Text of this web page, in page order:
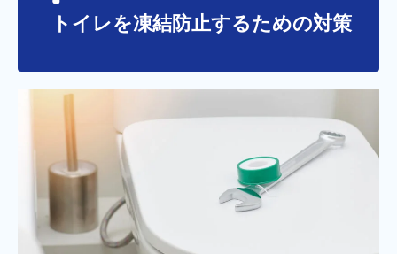
トイレを凍結防止するための対策